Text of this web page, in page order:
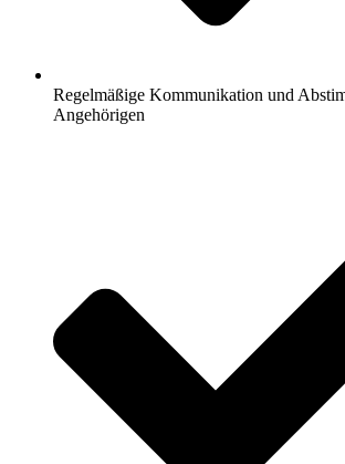
Regelmäßige Kommunikation und
Angehörigen